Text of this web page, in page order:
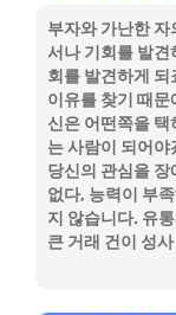
부자와 가난한 자
서나 기회를 발견
회를 발견하게
이유를 찾기 때
신은 어떤쪽을
는 사람이 되어
당신의 관심을 장
없다, 능력이 부
지 않습니다. 유
큰 거래 건이 성